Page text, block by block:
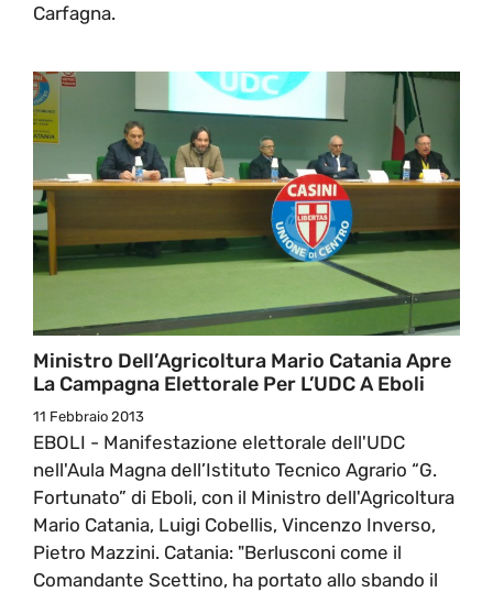
Carfagna.
Ministro Dell’Agricoltura Mario Catania Apre
La Campagna Elettorale Per L’UDC A Eboli
11 Febbraio 2013
EBOLI - Manifestazione elettorale dell'UDC
nell'Aula Magna dell’Istituto Tecnico Agrario “G.
Fortunato” di Eboli, con il Ministro dell'Agricoltura
Mario Catania, Luigi Cobellis, Vincenzo Inverso,
Pietro Mazzini. Catania: "Berlusconi come il
Comandante Scettino, ha portato allo sbando il